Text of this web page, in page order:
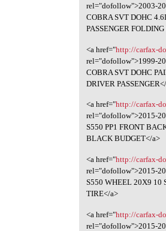
rel="dofollow">2003-
COBRA SVT DOHC
PASSENGER
<a href="http://carfax-
rel="dofollow">1999-
COBRA SVT DOHC
DRIVER
<a href="http://carfax-
rel="dofollow">2015-
S550 PP1 FRONT
BLACK BUDGET</a>
<a href="http://carfax-
rel="dofollow">2015-
S550 WHEEL 20X9 10
TIRE</a>
<a href="http://carfax-
rel="dofollow">2015-